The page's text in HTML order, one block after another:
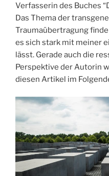
Verfasserin des Buches
Das Thema der
Traumaübertragung
es sich stark mit meiner
lässt. Gerade auch die
Perspektive der Autorin
diesen Artikel im